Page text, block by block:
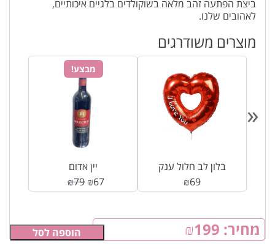
ביצת הפתעה זהב מלאה בשוקולדים בלגיים איכותיים,
לאהובים שלנו.
מחיר: ₪199 הוספה לסל
מוצרים משודרגים
מבצע!
יין אדום
₪79 ₪67
בלון לב חלול ענק
₪69
«